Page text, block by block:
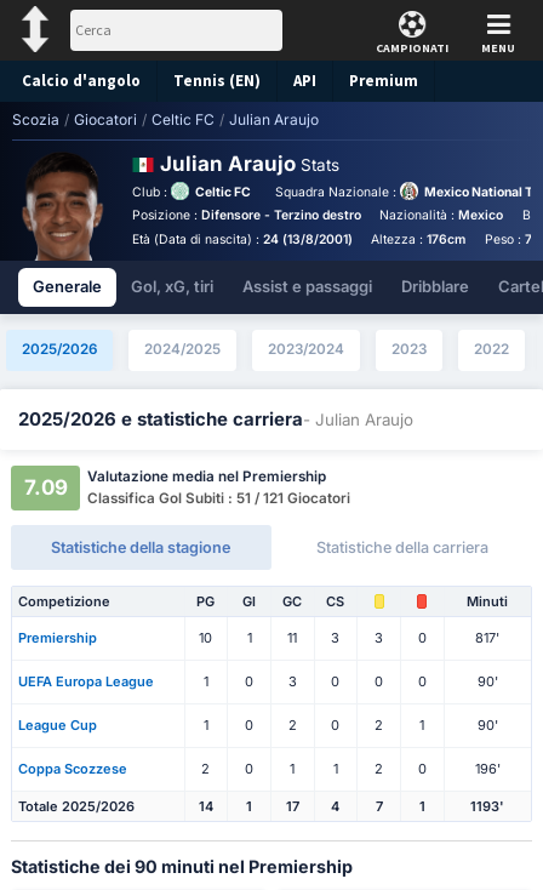
CAMPIONATI MENU
Calcio d'angolo Tennis (EN) API Premium
Pronostico
Scozia / Giocatori / Celtic FC / Julian Araujo
Julian Araujo Stats
Club : Celtic FC Squadra Nazionale :
Mexico National
Posizione : Difensore - Terzino destro Nazionalità :Mexico
Età (Data di nascita) : 24 (13/8/2001) Altezza :176cm Peso :
Generale Gol, xG, tiri Assist e passaggi Dribblare
2025/2026 2024/2025 2023/2024 2023 2022
2025/2026 e statistiche carriera- Julian Araujo
7.09
Valutazione media nel Premiership
Classifica Gol Subiti : 51 / 121 Giocatori
Statistiche della stagione Statistiche della carriera
Competizione PG Gl GC CS Minuti
Premiership 10 1 11 3 3 0 817'
UEFA Europa League 1 0 3 0 0 0 90'
League Cup 1 0 2 0 2 1 90'
Coppa Scozzese 2 0 1 1 2 0 196'
Totale 2025/2026 14 1 17 4 7 1 1193'
Statistiche dei 90 minuti nel Premiership